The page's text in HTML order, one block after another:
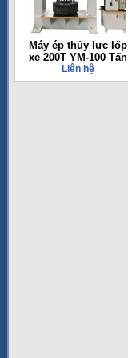
Máy ép thủy lực lốp
xe 200T YM-100 Tấn
Liên hệ